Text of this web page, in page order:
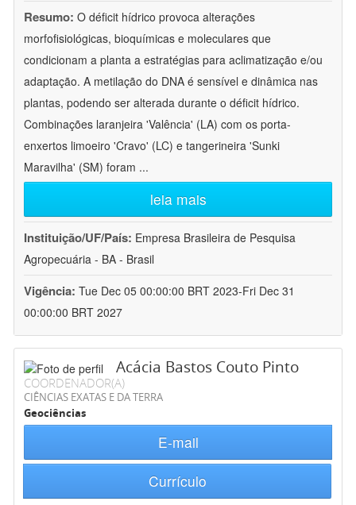
Resumo: O déficit hídrico provoca alterações
morfofisiológicas, bioquímicas e moleculares que
condicionam a planta a estratégias para aclimatização e/ou
adaptação. A metilação do DNA é sensível e dinâmica nas
plantas, podendo ser alterada durante o déficit hídrico.
Combinações laranjeira 'Valência' (LA) com os porta-
enxertos limoeiro 'Cravo' (LC) e tangerineira 'Sunki
Maravilha' (SM) foram ...
leia mais
Instituição/UF/País: Empresa Brasileira de Pesquisa
Agropecuária - BA - Brasil
Vigência: Tue Dec 05 00:00:00 BRT 2023-Fri Dec 31
00:00:00 BRT 2027
Acácia Bastos Couto Pinto
COORDENADOR(A)
CIÊNCIAS EXATAS E DA TERRA
Geociências
E-mail
Currículo